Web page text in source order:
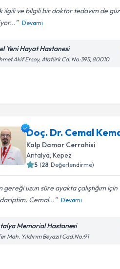
ilgili ve bilgili bir doktor tedavim de
Devamı
Yeni Hayat Hastanesi
Akif Ersoy, Atatürk Cd. No:395, 80010
Doç. Dr. Cemal
Kalp Damar Cerrahisi
Antalya,Kepez
5 (28 Değerlendirme)
gereği uzun süre ayakta çalıştığım
Cemal...
Devamı
Memorial Hastanesi
Mah. Yıldırım Beyazıt Cad.No:91